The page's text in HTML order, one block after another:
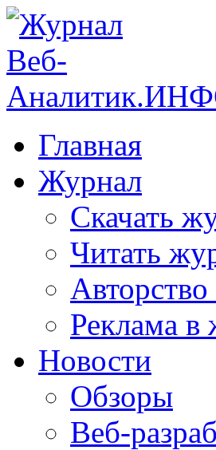
Главная
Журнал
Скачать
Читать
Реклама в
Новости
Обзоры
Веб-